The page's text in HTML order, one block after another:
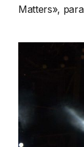
Matters»,